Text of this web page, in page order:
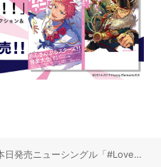
supercell 本日発売ニューシングル「#Love feat. Ann, gaku」より、カップリング「Nanairo night feat. Ann」Original MovieをYouTubeにて公開開始！